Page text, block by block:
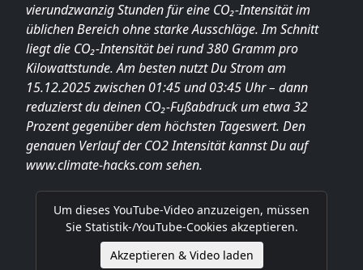
vierundzwanzig Stunden für eine CO₂-Intensität im
üblichen Bereich ohne starke Ausschläge. Im Schnitt
liegt die CO₂-Intensität bei rund 380 Gramm pro
Kilowattstunde. Am besten nutzt Du Strom am
15.12.2025 zwischen 01:45 und 03:45 Uhr – dann
reduzierst du deinen CO₂-Fußabdruck um etwa 32
Prozent gegenüber dem höchsten Tageswert. Den
genauen Verlauf der CO2 Intensität kannst Du auf
www.climate-hacks.com sehen.
Um dieses YouTube-Video anzuzeigen, müssen
Sie Statistik-/YouTube-Cookies akzeptieren.
Akzeptieren & Video laden